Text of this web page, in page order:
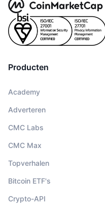
Producten
Academy
Adverteren
CMC Labs
CMC Max
Topverhalen
Bitcoin ETF's
Crypto-API